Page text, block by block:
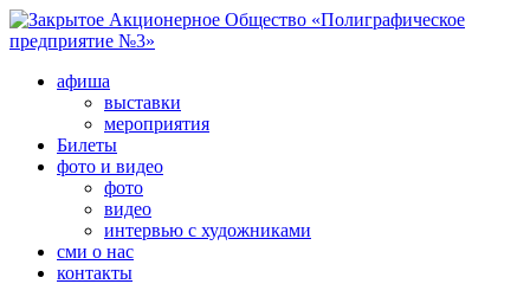
афиша
выставки
мероприятия
Билеты
фото и видео
фото
видео
интервью с художниками
сми о нас
контакты